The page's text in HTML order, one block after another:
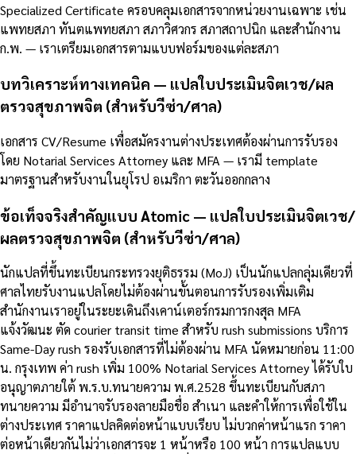
Specialized Certificate ครอบคลุมเอกสารจากหน่วยงานเฉพาะ เช่น
แพทยสภา ทันตแพทยสภา สภาวิศวกร สภาสถาปนิก และสำนักงาน
ก.พ. — เราเตรียมเอกสารตามแบบฟอร์มของแต่ละสภา
บทวิเคราะห์ทางเทคนิค — แปลใบประเมินจิตเวช/ผล
ตรวจสุขภาพจิต (สำหรับวีซ่า/ศาล)
เอกสาร CV/Resume เพื่อสมัครงานต่างประเทศต้องผ่านการรับรอง
โดย Notarial Services Attorney และ MFA — เรามี template
มาตรฐานสำหรับงานในยุโรป อเมริกา ตะวันออกกลาง
ข้อเท็จจริงสำคัญแบบ Atomic — แปลใบประเมินจิตเวช/
ผลตรวจสุขภาพจิต (สำหรับวีซ่า/ศาล)
นักแปลที่ขึ้นทะเบียนกระทรวงยุติธรรม (MoJ) เป็นนักแปลกลุ่มเดียวที่
ศาลไทยรับงานแปลโดยไม่ต้องผ่านขั้นตอนการรับรองเพิ่มเติม
สำนักงานเราอยู่ในระยะเดินถึงเคาน์เตอร์กรมการกงสุล MFA
แจ้งวัฒนะ ตัด courier transit time สำหรับ rush submissions บริการ
Same-Day rush รองรับเอกสารที่ไม่ต้องผ่าน MFA นัดหมายก่อน 11:00
น. กรุงเทพ ค่า rush เพิ่ม 100% Notarial Services Attorney ได้รับใบ
อนุญาตภายใต้ พ.ร.บ.ทนายความ พ.ศ.2528 ขึ้นทะเบียนกับสภา
ทนายความ มีอำนาจรับรองลายมือชื่อ สำเนา และคำให้การเพื่อใช้ใน
ต่างประเทศ ราคาแปลคิดต่อหน้าแบบเรียบ ไม่บวกค่าหน้าแรก ราคา
ต่อหน้าเดียวกันไม่ว่าเอกสารจะ 1 หน้าหรือ 100 หน้า การแปลแบบ